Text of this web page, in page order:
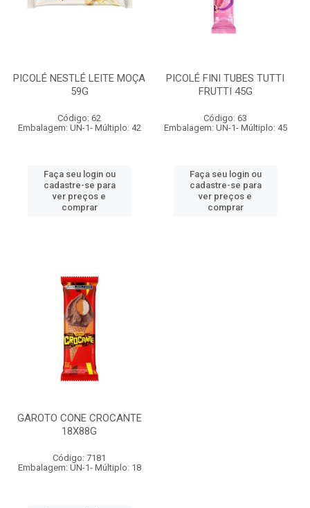
PICOLÉ NESTLÉ LEITE MOÇA
59G
Código: 62
Embalagem: UN-1- Múltiplo: 42
Faça seu login ou
cadastre-se para
ver preços e
comprar
PICOLÉ FINI TUBES TUTTI
FRUTTI 45G
Código: 63
Embalagem: UN-1- Múltiplo: 45
Faça seu login ou
cadastre-se para
ver preços e
comprar
GAROTO CONE CROCANTE
18X88G
Código: 7181
Embalagem: UN-1- Múltiplo: 18